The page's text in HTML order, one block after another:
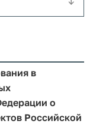
в
о
Российской